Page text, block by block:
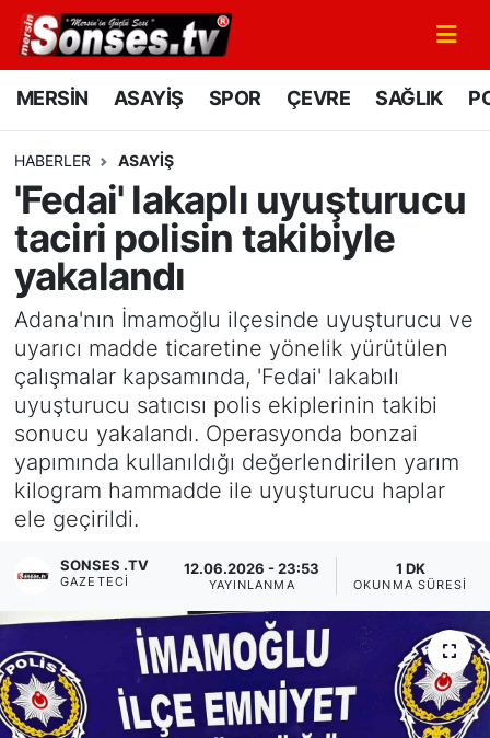
MERSİN ASAYİŞ SPOR ÇEVRE SAĞLIK
HABERLER ASAYİŞ
'Fedai' lakaplı uyuşturucu
taciri polisin takibiyle
yakalandı
Adana'nın İmamoğlu ilçesinde uyuşturucu ve
uyarıcı madde ticaretine yönelik yürütülen
çalışmalar kapsamında, 'Fedai' lakabılı
uyuşturucu satıcısı polis ekiplerinin takibi
sonucu yakalandı. Operasyonda bonzai
yapımında kullanıldığı değerlendirilen yarım
kilogram hammadde ile uyuşturucu haplar
ele geçirildi.
SONSES .TV
GAZETECI
12.06.2026 - 23:53
YAYINLANMA
1 DK
OKUNMA SÜRESI
MERSİN
SPOR
GÜNÜN MANŞETİ
DÜNYA
KÜLTÜR - SANAT
MAGAZİN
SAĞLIK
Siyaset
YEREL HABER
Haberde insan
Tanıtım
Mersin Nöbetçi Eczaneler
Mersin Namaz Vakitleri
Mersin Trafik Yoğunluk Haritası
Süper Lig Puan Durumu ve Fikstür
Tüm Manşetler
Son Dakika Haberleri
Haber Arşivi